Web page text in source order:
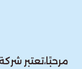
مرحبًا،تعتبر